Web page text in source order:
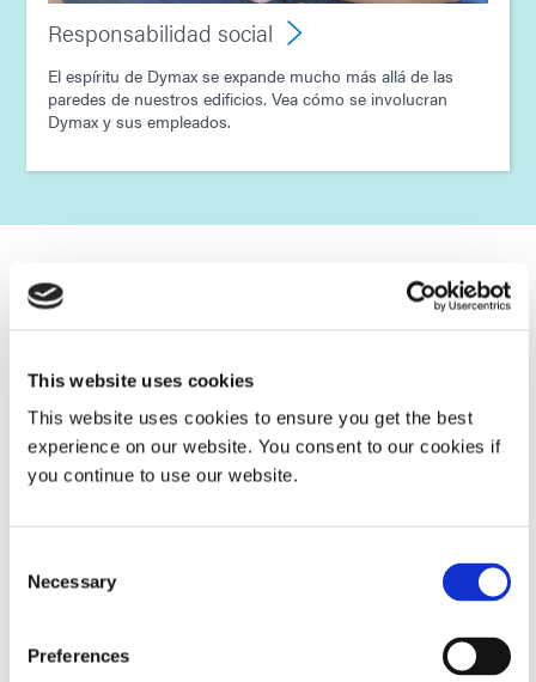
This website uses cookies
This website uses cookies to ensure you get the best
experience on our website. You consent to our cookies if
you continue to use our website.
Selection
Necessary
Preferences
Responsabilidad social
El espíritu de Dymax se expande mucho más allá de las
paredes de nuestros edificios. Vea cómo se involucran
Dymax y sus empleados.
Contactos globales
socios de ventas autorizados, Dymax está disponible
dondequiera que esté.
SEE OUR LOCATIONS